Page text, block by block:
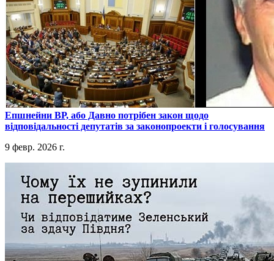
​Епшнейни ВР, або Давно потрібен закон щодо
відповідальності депутатів за законопроекти і голосування
9 февр. 2026 г.